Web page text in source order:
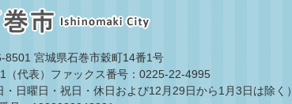
8501 宮城県石巻市穀町14番1号
代表） ファックス番号：0225-22-4995
・日曜日・祝日・休日および12月29日から1月3日は除く）